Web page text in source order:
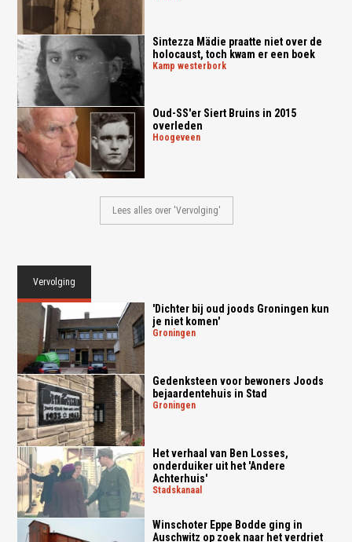
Sintezza Mädie praatte niet over de
holocaust, toch kwam er een boek
kamp westerbork
Oud-SS'er Siert Bruins in 2015
overleden
hoogeveen
Lees alles over 'Vervolging'
Vervolging
'Dichter bij oud joods Groningen kun
je niet komen'
groningen
Gedenksteen voor bewoners Joods
bejaardentehuis in Stad
groningen
Het verhaal van Ben Losses,
onderduiker uit het 'Andere
Achterhuis'
stadskanaal
Winschoter Eppe Bodde ging in
Auschwitz op zoek naar het verdriet